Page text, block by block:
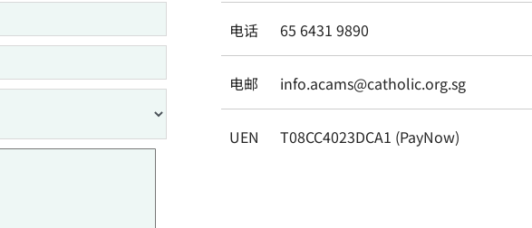
电话 65 6431 9890
电邮 info.acams@catholic.org.sg
UEN T08CC4023DCA1 (PayNow)